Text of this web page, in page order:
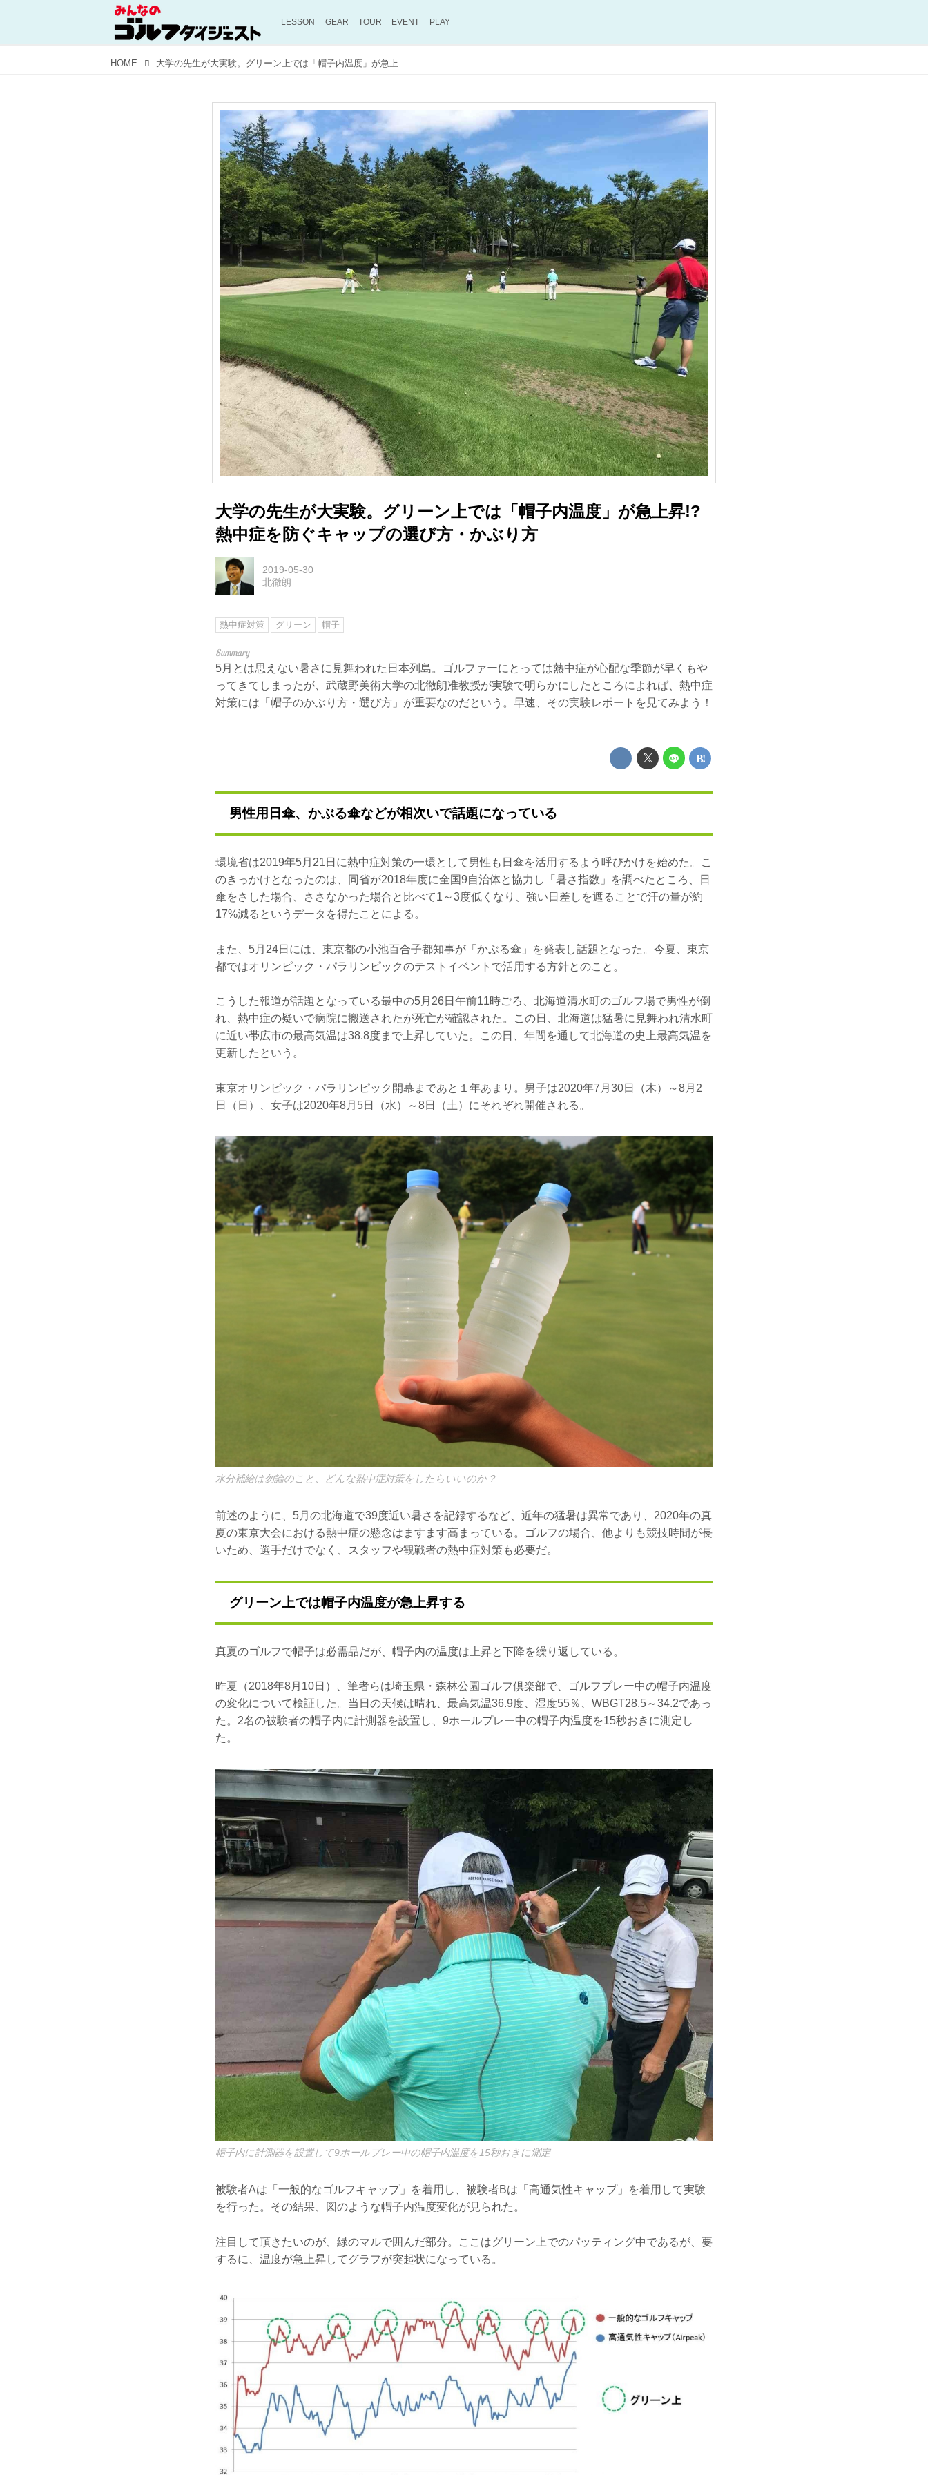
LESSON GEAR TOUR EVENT PLAY
HOME 大学の先生が大実験。グリーン上では「帽子内温度」が急上昇!? 熱中症を防ぐキャップの選び方・かぶり方
大学の先生が大実験。グリーン上では「帽子内温度」が急上昇!?
熱中症を防ぐキャップの選び方・かぶり方
2019-05-30
北徹朗
熱中症対策 グリーン 帽子
5月とは思えない暑さに見舞われた日本列島。ゴルファーにとっては熱中症が心配な季節が早くもや
ってきてしまったが、武蔵野美術大学の北徹朗准教授が実験で明らかにしたところによれば、熱中症
対策には「帽子のかぶり方・選び方」が重要なのだという。早速、その実験レポートを見てみよう！
男性用日傘、かぶる傘などが相次いで話題になっている
環境省は2019年5月21日に熱中症対策の一環として男性も日傘を活用するよう呼びかけを始めた。こ
のきっかけとなったのは、同省が2018年度に全国9自治体と協力し「暑さ指数」を調べたところ、日
傘をさした場合、ささなかった場合と比べて1～3度低くなり、強い日差しを遮ることで汗の量が約
17%減るというデータを得たことによる。
また、5月24日には、東京都の小池百合子都知事が「かぶる傘」を発表し話題となった。今夏、東京
都ではオリンピック・パラリンピックのテストイベントで活用する方針とのこと。
こうした報道が話題となっている最中の5月26日午前11時ごろ、北海道清水町のゴルフ場で男性が倒
れ、熱中症の疑いで病院に搬送されたが死亡が確認された。この日、北海道は猛暑に見舞われ清水町
に近い帯広市の最高気温は38.8度まで上昇していた。この日、年間を通して北海道の史上最高気温を
更新したという。
東京オリンピック・パラリンピック開幕まであと１年あまり。男子は2020年7月30日（木）～8月2
日（日）、女子は2020年8月5日（水）～8日（土）にそれぞれ開催される。
水分補給は勿論のこと、どんな熱中症対策をしたらいいのか？
前述のように、5月の北海道で39度近い暑さを記録するなど、近年の猛暑は異常であり、2020年の真
夏の東京大会における熱中症の懸念はますます高まっている。ゴルフの場合、他よりも競技時間が長
いため、選手だけでなく、スタッフや観戦者の熱中症対策も必要だ。
グリーン上では帽子内温度が急上昇する
真夏のゴルフで帽子は必需品だが、帽子内の温度は上昇と下降を繰り返している。
昨夏（2018年8月10日）、筆者らは埼玉県・森林公園ゴルフ倶楽部で、ゴルフプレー中の帽子内温度
の変化について検証した。当日の天候は晴れ、最高気温36.9度、湿度55％、WBGT28.5～34.2であっ
た。2名の被験者の帽子内に計測器を設置し、9ホールプレー中の帽子内温度を15秒おきに測定し
た。
帽子内に計測器を設置して9ホールプレー中の帽子内温度を15秒おきに測定
被験者Aは「一般的なゴルフキャップ」を着用し、被験者Bは「高通気性キャップ」を着用して実験
を行った。その結果、図のような帽子内温度変化が見られた。
注目して頂きたいのが、緑のマルで囲んだ部分。ここはグリーン上でのパッティング中であるが、要
するに、温度が急上昇してグラフが突起状になっている。